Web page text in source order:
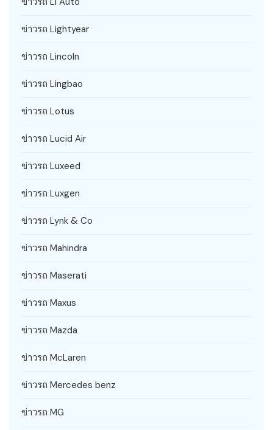
ข่าวรถ Lightyear
ข่าวรถ Lincoln
ข่าวรถ Lingbao
ข่าวรถ Lotus
ข่าวรถ Lucid Air
ข่าวรถ Luxeed
ข่าวรถ Luxgen
ข่าวรถ Lynk & Co
ข่าวรถ Mahindra
ข่าวรถ Maserati
ข่าวรถ Maxus
ข่าวรถ Mazda
ข่าวรถ McLaren
ข่าวรถ Mercedes benz
ข่าวรถ MG